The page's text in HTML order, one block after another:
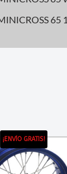
65
¡ENVÍO GRATIS!